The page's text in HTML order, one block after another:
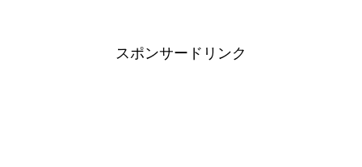
スポンサードリンク